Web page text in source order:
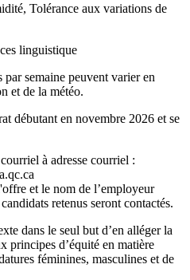
Tolérance aux variations de
linguistique
semaine peuvent varier en
et de la météo.
débutant en novembre 2026 et se
à adresse courriel :
et le nom de l’employeur
retenus seront contactés.
dans le seul but d’en alléger la
principes d’équité en matière
féminines, masculines et de